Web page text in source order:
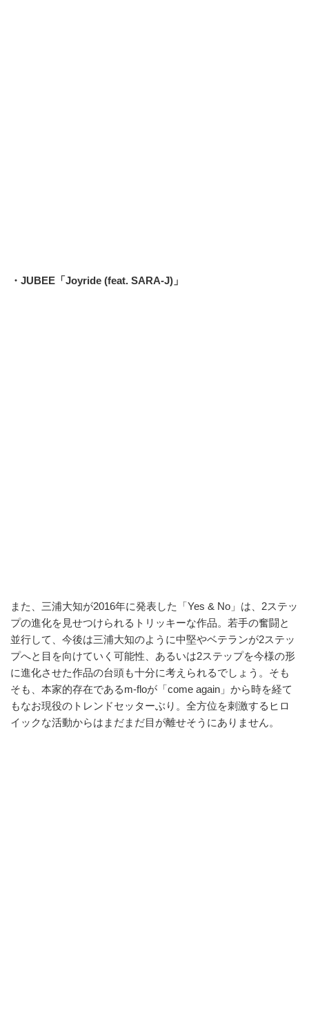
・JUBEE「Joyride (feat. SARA-J)」
また、三浦大知が2016年に発表した「Yes & No」は、2ステッ
プの進化を見せつけられるトリッキーな作品。若手の奮闘と
並行して、今後は三浦大知のように中堅やベテランが2ステッ
プへと目を向けていく可能性、あるいは2ステップを今様の形
に進化させた作品の台頭も十分に考えられるでしょう。そも
そも、本家的存在であるm-floが「come again」から時を経て
もなお現役のトレンドセッターぶり。全方位を刺激するヒロ
イックな活動からはまだまだ目が離せそうにありません。